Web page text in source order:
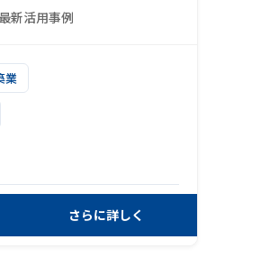
新活用事例
業
さらに詳しく